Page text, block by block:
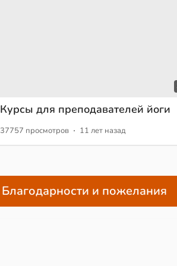
Курсы для преподавателей йоги
37757 просмотров · 11 лет назад
Благодарности и пожелания